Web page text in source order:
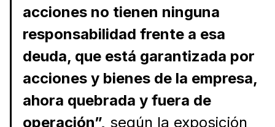
acciones no tienen ninguna
responsabilidad frente a esa
deuda, que está garantizada por
acciones y bienes de la empresa,
ahora quebrada y fuera de
operación”, según la exposición